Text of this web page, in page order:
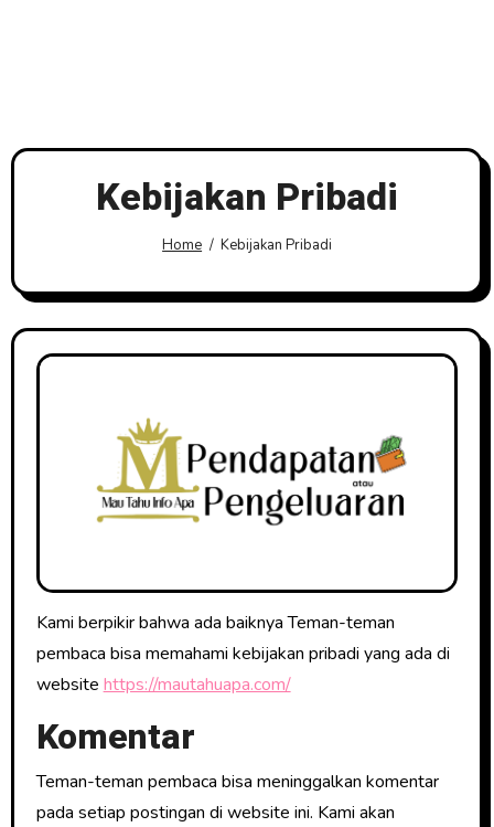
Kebijakan Pribadi
Home Kebijakan Pribadi
Kami berpikir bahwa ada baiknya Teman-teman
pembaca bisa memahami kebijakan pribadi yang ada di
website https://mautahuapa.com/
Komentar
Teman-teman pembaca bisa meninggalkan komentar
pada setiap postingan di website ini. Kami akan